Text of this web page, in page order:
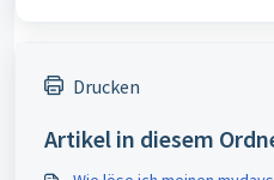
Drucken
Artikel in diesem